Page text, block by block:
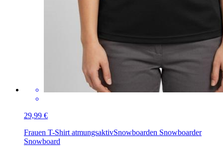
29,99 €
Frauen T-Shirt atmungsaktivSnowboarden Snowboarder
Snowboard